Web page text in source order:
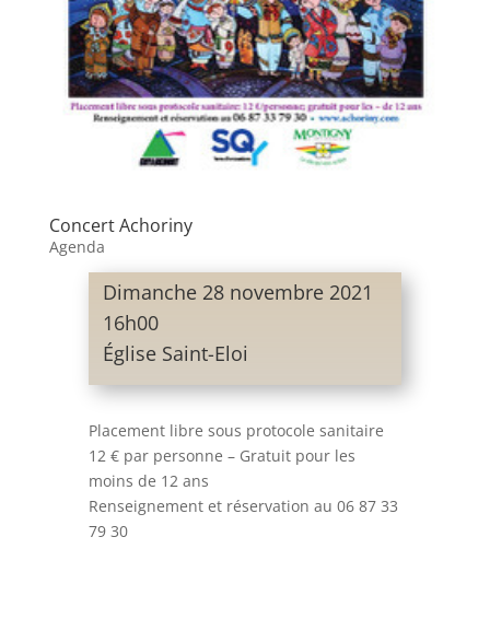
Concert Achoriny
Agenda
Dimanche 28 novembre 2021
16h00
Église Saint-Eloi
Placement libre sous protocole sanitaire
12 € par personne – Gratuit pour les
moins de 12 ans
Renseignement et réservation au 06 87 33
79 30